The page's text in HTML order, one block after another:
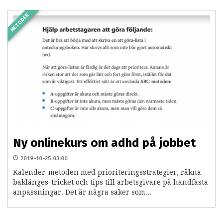
METODER
Ny onlinekurs om adhd på jobbet
2019-10-25 03:00
Kalender-metoden med prioriteringsstrategier, räkna
baklänges-tricket och tips till arbetsgivare på handfasta
anpassningar. Det är några saker som...